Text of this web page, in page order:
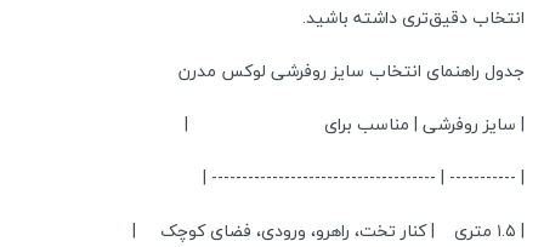
انتخاب دقیق‌تری داشته باشید.
جدول راهنمای انتخاب سایز روفرشی لوکس مدرن
| سایز روفرشی | مناسب برای |
| ----------- | ------------------------------------- |
| ۱.۵ متری | کنار تخت، راهرو، ورودی، فضای کوچک |